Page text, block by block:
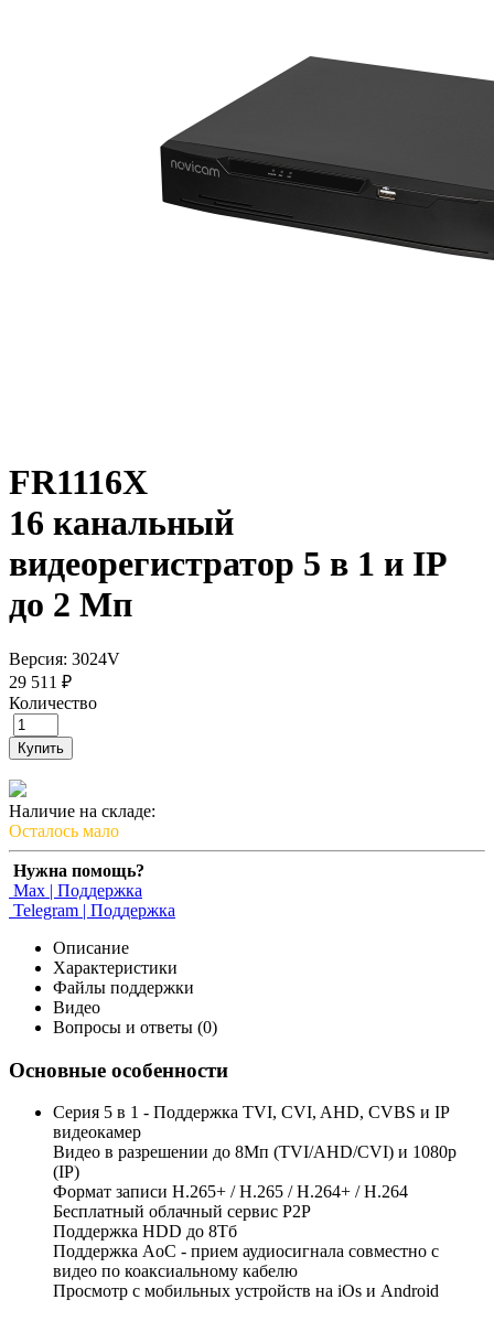
FR1116X
16 канальный
видеорегистратор 5 в 1 и IP
до 2 Мп
Версия: 3024V
29 511 ₽
Количество
Купить
Наличие на складе:
Осталось мало
Нужна помощь?
Max | Поддержка
Telegram | Поддержка
Описание
Характеристики
Файлы поддержки
Видео
Вопросы и ответы (0)
Основные особенности
Серия 5 в 1 - Поддержка TVI, CVI, AHD, CVBS и IP
видеокамер
Видео в разрешении до 8Мп (TVI/AHD/CVI) и 1080p
(IP)
Формат записи H.265+ / H.265 / H.264+ / H.264
Бесплатный облачный сервис Р2Р
Поддержка HDD до 8Тб
Поддержка AoC - прием аудиосигнала совместно с
видео по коаксиальному кабелю
Просмотр с мобильных устройств на iOs и Android